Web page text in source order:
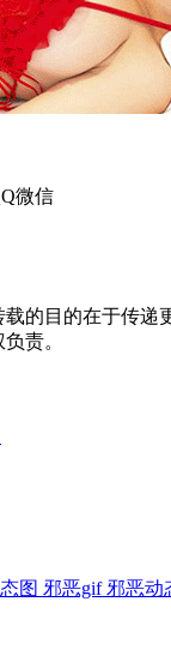
微信
的目的在于传
责。
图 邪恶gif 邪恶动